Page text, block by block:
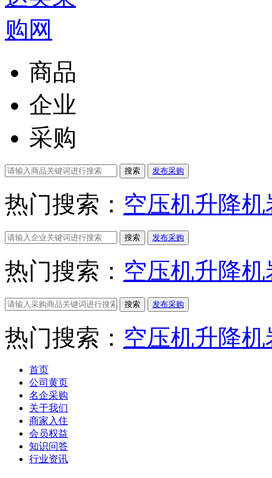
商品
企业
采购
搜索 发布采购
热门搜索： 空压机升降机
搜索 发布采购
热门搜索： 空压机升降机
搜索 发布采购
热门搜索： 空压机升降机
首页
公司黄页
名企采购
关于我们
商家入住
会员权益
知识问答
行业资讯